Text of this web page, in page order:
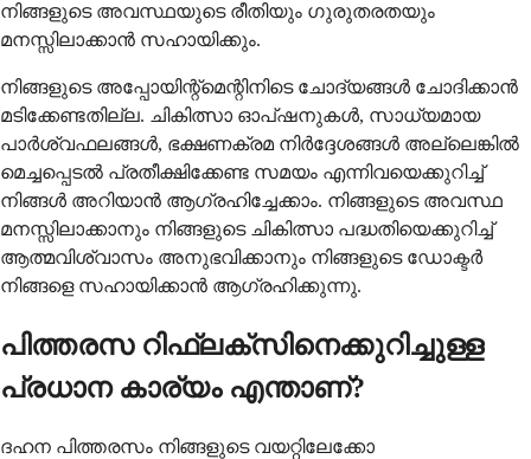
നിങ്ങളുടെ അവസ്ഥയുടെ രീതിയും ഗുരുതരതയും
മനസ്സിലാക്കാൻ സഹായിക്കും.
നിങ്ങളുടെ അപ്പോയിന്റ്മെന്റിനിടെ ചോദ്യങ്ങൾ ചോദിക്കാൻ
മടിക്കേണ്ടതില്ല. ചികിത്സാ ഓപ്ഷനുകൾ, സാധ്യമായ
പാർശ്വഫലങ്ങൾ, ഭക്ഷണക്രമ നിർദ്ദേശങ്ങൾ അല്ലെങ്കിൽ
മെച്ചപ്പെടൽ പ്രതീക്ഷിക്കേണ്ട സമയം എന്നിവയെക്കുറിച്ച്
നിങ്ങൾ അറിയാൻ ആഗ്രഹിച്ചേക്കാം. നിങ്ങളുടെ അവസ്ഥ
മനസ്സിലാക്കാനും നിങ്ങളുടെ ചികിത്സാ പദ്ധതിയെക്കുറിച്ച്
ആത്മവിശ്വാസം അനുഭവിക്കാനും നിങ്ങളുടെ ഡോക്ടർ
നിങ്ങളെ സഹായിക്കാൻ ആഗ്രഹിക്കുന്നു.
പിത്തരസ റിഫ്ലക്സിനെക്കുറിച്ചുള്ള
പ്രധാന കാര്യം എന്താണ്?
ദഹന പിത്തരസം നിങ്ങളുടെ വയറ്റിലേക്കോ